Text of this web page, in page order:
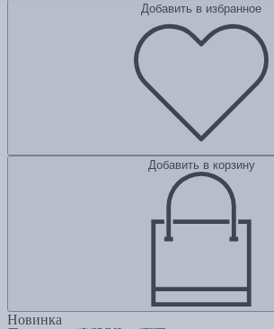
Добавить в избранное
Добавить в корзину
Новинка